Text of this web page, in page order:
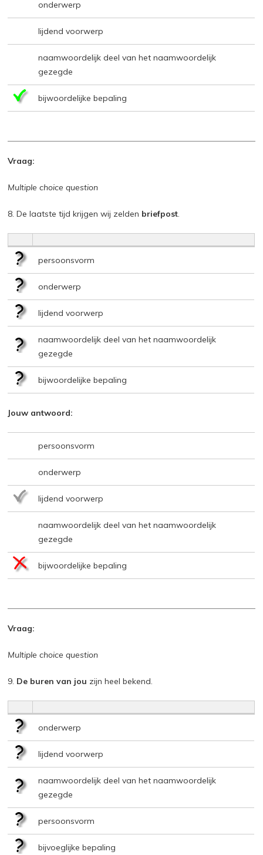
onderwerp
lijdend voorwerp
naamwoordelijk deel van het naamwoordelijk
gezegde
bijwoordelijke bepaling
Vraag:
Multiple choice question
8. De laatste tijd krijgen wij zelden briefpost.
persoonsvorm
onderwerp
lijdend voorwerp
naamwoordelijk deel van het naamwoordelijk
gezegde
bijwoordelijke bepaling
Jouw antwoord:
persoonsvorm
onderwerp
lijdend voorwerp
naamwoordelijk deel van het naamwoordelijk
gezegde
bijwoordelijke bepaling
Vraag:
Multiple choice question
9. De buren van jou zijn heel bekend.
onderwerp
lijdend voorwerp
naamwoordelijk deel van het naamwoordelijk
gezegde
persoonsvorm
bijvoeglijke bepaling